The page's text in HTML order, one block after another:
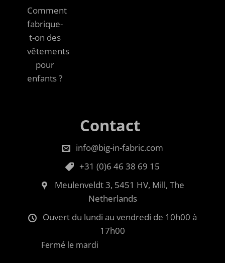
Comment
fabrique-
t-on des
vêtements
pour
enfants ?
Contact
info@big-in-fabric.com
+31 (0)6 46 38 69 15
Meulenveldt 3, 5451 HV, Mill, The
Netherlands
Ouvert du lundi au vendredi de 10h00 à
17h00
Fermé le mardi